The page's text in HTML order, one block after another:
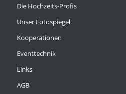
Die Hochzeits-Profis
Unser Fotospiegel
Kooperationen
Eventtechnik
Links
AGB